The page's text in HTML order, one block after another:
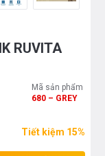
RUVITA
Mã sản phẩm
680 – GREY
Tiết kiệm 15%